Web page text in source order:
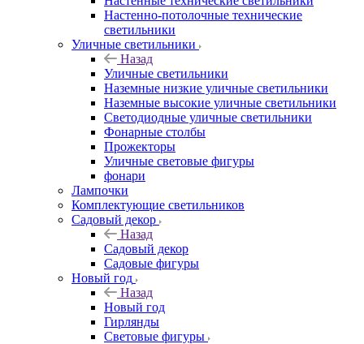
Настенно-потолочные технические
светильники
Уличные светильники
Назад
Уличные светильники
Наземные низкие уличные светильники
Наземные высокие уличные светильники
Светодиодные уличные светильники
Фонарные столбы
Прожекторы
Уличные световые фигуры
фонари
Лампочки
Комплектующие светильников
Садовый декор
Назад
Садовый декор
Садовые фигуры
Новый год
Назад
Новый год
Гирлянды
Световые фигуры